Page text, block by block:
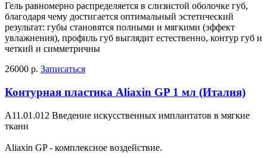
Гель равномерно распределяется в слизистой оболочке губ,
благодаря чему достигается оптимальный эстетический
результат: губы становятся полными и мягкими (эффект
увлажнения), профиль губ выглядит естественно, контур губ и
четкий и симметричны
26000 р. Записаться
Контурная пластика Aliaxin GP 1 мл (Италия)
А11.01.012 Введение искусственных имплантатов в мягкие
ткани
Aliaxin GP - комплексное воздействие.